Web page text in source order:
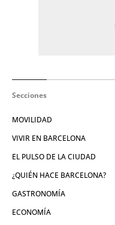
Secciones
MOVILIDAD
VIVIR EN BARCELONA
EL PULSO DE LA CIUDAD
¿QUIÉN HACE BARCELONA?
GASTRONOMÍA
ECONOMÍA